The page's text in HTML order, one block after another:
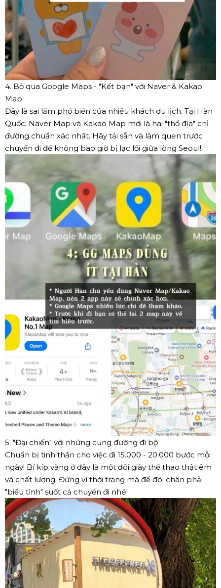
4. Bỏ qua Google Maps - "Kết bạn" với Naver & Kakao
Map
Đây là sai lầm phổ biến của nhiều khách du lịch. Tại Hàn
Quốc, Naver Map và Kakao Map mới là hai "thổ địa" chỉ
đường chuẩn xác nhất. Hãy tải sẵn và làm quen trước
chuyến đi để không bao giờ bị lạc lối giữa lòng Seoul!
5. "Đại chiến" với những cung đường đi bộ
Chuẩn bị tinh thần cho việc đi 15.000 - 20.000 bước mỗi
ngày! Bí kíp vàng ở đây là một đôi giày thể thao thật êm
và chất lượng. Đừng vì thời trang mà để đôi chân phải
"biểu tình" suốt cả chuyến đi nhé!